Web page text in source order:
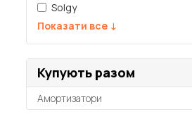
Solgy
Показати все ↓
Купують разом
Амортизатори